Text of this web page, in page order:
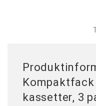
kassetter, 3